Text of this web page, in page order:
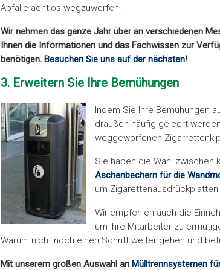
Abfälle achtlos wegzuwerfen.
Wir nehmen das ganze Jahr über an verschiedenen
Ihnen die Informationen und das Fachwissen zur
benötigen. Besuchen Sie uns auf der nächsten!
3. Erweitern Sie Ihre Bemühungen
Indem Sie Ihre Bemühungen
draußen häufig geleert
weggeworfenen
Sie haben die Wahl zwischen
Aschenbechern für die
um
Wir empfehlen auch die
um Ihre Mitarbeiter zu
Warum nicht noch einen Schritt weiter gehen und
Mit unserem großen Auswahl an Mülltrennsystemen